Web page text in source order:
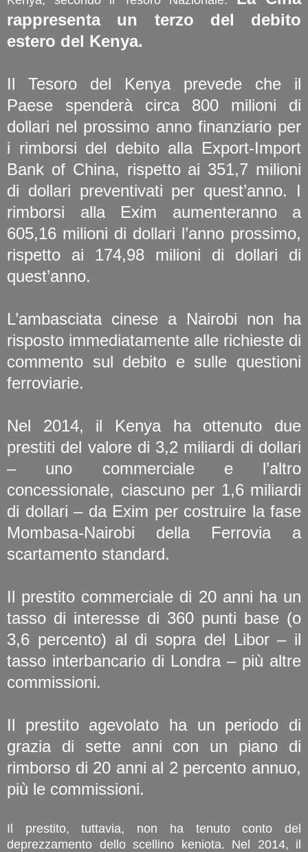
rappresenta un terzo del debito
estero del Kenya.
Il Tesoro del Kenya prevede che il
Paese spenderà circa 800 milioni di
dollari nel prossimo anno finanziario per
i rimborsi del debito alla Export-Import
Bank of China, rispetto ai 351,7 milioni
di dollari preventivati per quest’anno. I
rimborsi alla Exim aumenteranno a
605,16 milioni di dollari l’anno prossimo,
rispetto ai 174,98 milioni di dollari di
quest’anno.
L’ambasciata cinese a Nairobi non ha
risposto immediatamente alle richieste di
commento sul debito e sulle questioni
ferroviarie.
Nel 2014, il Kenya ha ottenuto due
prestiti del valore di 3,2 miliardi di dollari
– uno commerciale e l’altro
concessionale, ciascuno per 1,6 miliardi
di dollari – da Exim per costruire la fase
Mombasa-Nairobi della Ferrovia a
scartamento standard.
Il prestito commerciale di 20 anni ha un
tasso di interesse di 360 punti base (o
3,6 percento) al di sopra del Libor – il
tasso interbancario di Londra – più altre
commissioni.
Il prestito agevolato ha un periodo di
grazia di sette anni con un piano di
rimborso di 20 anni al 2 percento annuo,
più le commissioni.
Il prestito, tuttavia, non ha tenuto conto del
deprezzamento dello scellino keniota. Nel 2014, il